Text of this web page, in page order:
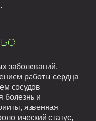
заболеваний,
работы сердца
сосудов
болезнь и
язвенная
статус,